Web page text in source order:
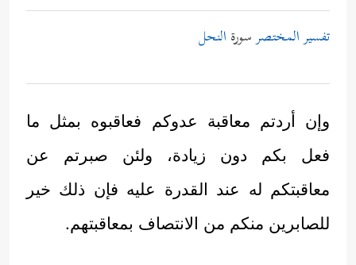
تفسير المختصرسورة النحل
وإن أردتم معاقبة عدوكم فعاقبوه بمثل ما
فعل بكم دون زيادة، ولئن صبرتم عن
معاقبتكم له عند القدرة عليه فإن ذلك خير
للصابرين منكم من الانتصاف بمعاقبتهم.